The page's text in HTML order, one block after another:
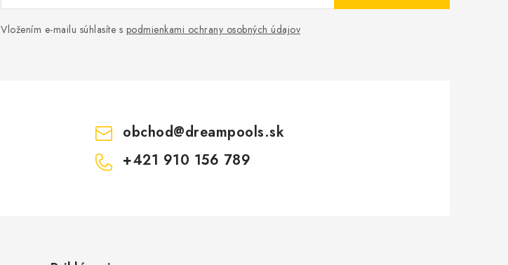
Vložením e-mailu súhlasíte s podmienkami ochrany osobných údajov
obchod@dreampools.sk
+421 910 156 789